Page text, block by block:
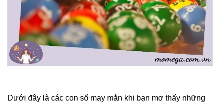
Dưới đây là các con số may mắn khi bạn mơ thấy những